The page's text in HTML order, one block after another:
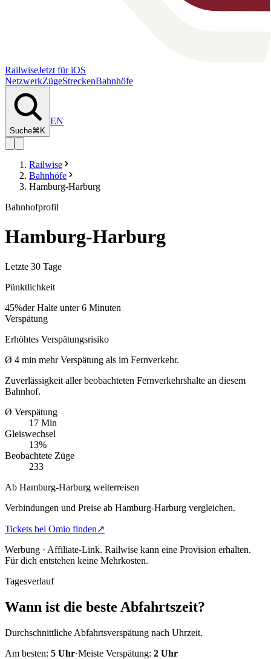
RailwiseJetzt für iOS
NetzwerkZügeStreckenBahnhöfe
Suche⌘K
EN
Railwise
Bahnhöfe
Hamburg-Harburg
Bahnhofprofil
Hamburg-Harburg
Letzte 30 Tage
Pünktlichkeit
45%der Halte unter 6 Minuten
Verspätung
Erhöhtes Verspätungsrisiko
Ø 4 min mehr Verspätung als im Fernverkehr.
Zuverlässigkeit aller beobachteten Fernverkehrshalte an diesem
Bahnhof.
Ø Verspätung
17 Min
Gleiswechsel
13%
Beobachtete Züge
233
Ab Hamburg-Harburg weiterreisen
Verbindungen und Preise ab Hamburg-Harburg vergleichen.
Tickets bei Omio finden↗
Werbung · Affiliate-Link. Railwise kann eine Provision erhalten.
Für dich entstehen keine Mehrkosten.
Tagesverlauf
Wann ist die beste Abfahrtszeit?
Durchschnittliche Abfahrtsverspätung nach Uhrzeit.
Am besten: 5 Uhr·Meiste Verspätung: 2 Uhr